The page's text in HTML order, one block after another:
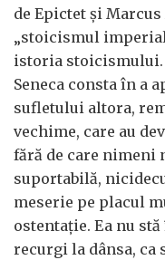
de Epictet și
„stoicismul
istoria
Seneca consta în a
sufletului altora,
vechime, care au
fără de care nimeni
suportabilă,
meserie pe placul
ostentație. Ea nu
recurgi la dânsa, ca